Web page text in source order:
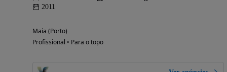
2011
Maia (Porto)
Profissional • Para o topo